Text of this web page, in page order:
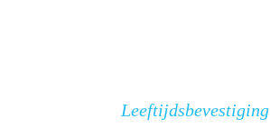
Leeftijdsbevestiging
Je e-mailadres wordt niet